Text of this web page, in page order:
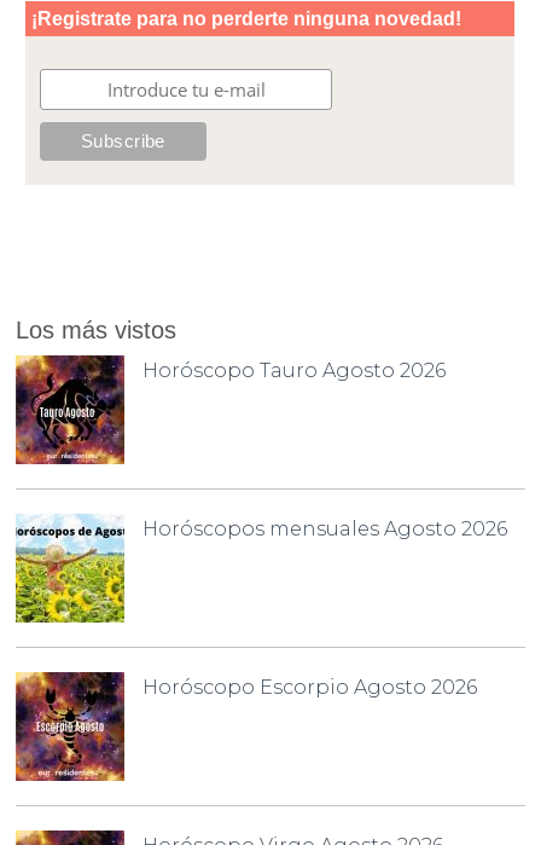
Los más vistos
Horóscopo Tauro Agosto 2026
Horóscopos mensuales Agosto 2026
Horóscopo Escorpio Agosto 2026